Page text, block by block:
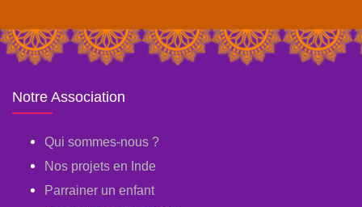
Notre Association
Qui sommes-nous ?
Nos projets en Inde
Parrainer un enfant